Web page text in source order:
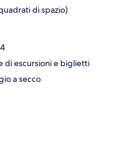
di spazio)
di escursioni e biglietti
a secco